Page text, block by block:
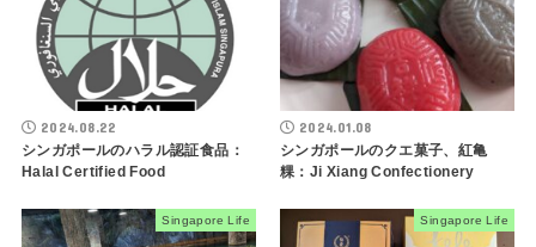
2024.08.22
シンガポールのハラル認証食品：
Halal Certified Food
2024.01.08
シンガポールの‎クエ菓子、紅亀
粿：Ji Xiang Confectionery
Singapore Life Singapore Life